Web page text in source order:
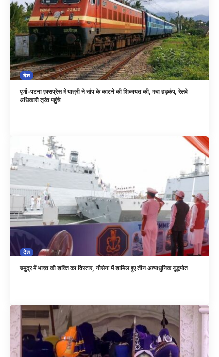
देश
पूर्णा-पटना एक्सप्रेस में यात्री ने सांप के काटने की शिकायत की, मचा हड़कंप, रेलवे
अधिकारी तुरंत पहुंचे
देश
समुद्र में भारत की शक्ति का विस्तार, नौसेना में शामिल हुए तीन अत्याधुनिक युद्धपोत